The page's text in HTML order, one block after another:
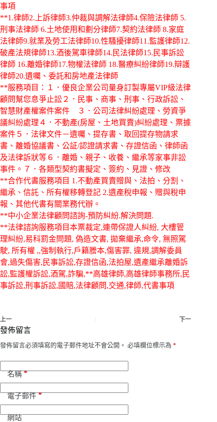
事項
**1.律師2.上訴律師3.仲裁與調解法律師4.保險法律師 5.
刑事法律師 6.土地使用和劃分律師7.契約法律師 8.家庭
法律師9.就業及勞工法律師10.性騷擾律師11.監護律師12.
破產法規律師13.酒後駕車律師14.民法律師15.民事訴訟
律師 16.離婚律師17.物權法律師 18.醫療糾紛律師19.辯護
律師20.遺囑、委託和房地產法律師
**服務項目：１．優良企業公司量身訂製專屬VIP級法律
顧問幫您息爭止訟２．民事、商事、刑事、行政訴訟、
智慧財產權案件案件 ３．公司法律糾紛處理、勞資爭
議糾紛處理４．不動產(房屋、土地買賣)糾紛處理、票據
案件５．法律文件－遺囑、提存書、取回提存物請求
書、離婚協議書、公証/認證請求書、存證信函、律師函
及法律訴狀等６．離婚、親子、收養、繼承等家事非訟
事件。７．各類型契約書擬定、簽約、見證、修改
**合作代書服務項目 1.不動產買賣贈與、法拍、分割、
繼承、信託、所有權移轉登記 2.遺產稅申報、贈與稅申
報、其他代書有關業務代辦。
**中小企業法律顧問諮詢-預防糾紛.解決問題.
**法律諮詢服務項目本票裁定,連帶保證人糾紛, 大樓管
理糾紛,易科罰金問題, 偽造文書, 拋棄繼承,命令, 無照駕
駛, 所有權 ,,強制執行,戶籍謄本,傷害罪, 違規,調解委員
會,過失傷害,民事訴訟,存證信函,法拍屋,遺產繼承離婚訴
訟,監護權訴訟,酒駕,詐騙,**高雄律師,高雄律師事務所,民
事訴訟,刑事訴訟,國賠,法律顧問,交通,律師,代書事項
上一 下一
發佈留言
發佈留言必須填寫的電子郵件地址不會公開。 必填欄位標示為 *
名稱*
電子郵件*
網站